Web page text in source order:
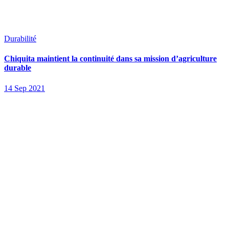
Durabilité
Chiquita maintient la continuité dans sa mission d’agriculture
durable
14 Sep 2021